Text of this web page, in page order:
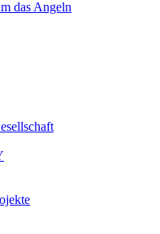
das Angeln